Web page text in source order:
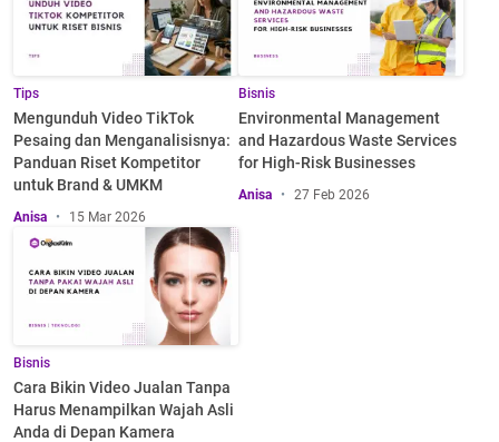
Tips
Mengunduh Video TikTok
Pesaing dan Menganalisisnya:
Panduan Riset Kompetitor
untuk Brand & UMKM
Anisa 15 Mar 2026
Bisnis
Environmental Management
and Hazardous Waste Services
for High-Risk Businesses
Anisa 27 Feb 2026
Bisnis
Cara Bikin Video Jualan Tanpa
Harus Menampilkan Wajah Asli
Anda di Depan Kamera